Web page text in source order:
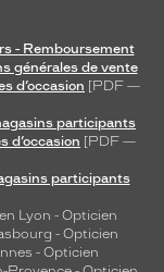
- Remboursement
générales de vente
d’occasion [PDF —
participants
d’occasion [PDF —
participants
Lyon - Opticien
- Opticien
- Opticien